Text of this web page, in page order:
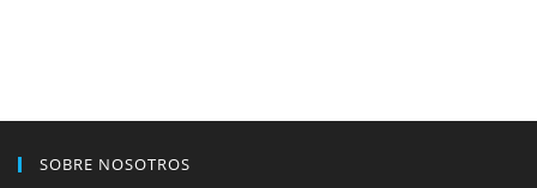
SOBRE NOSOTROS